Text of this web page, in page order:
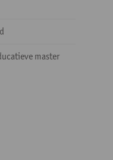
master